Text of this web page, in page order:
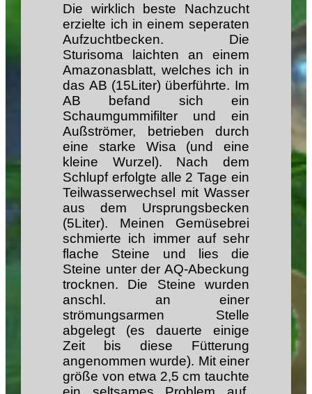
Die wirklich beste Nachzucht
erzielte ich in einem seperaten
Aufzuchtbecken. Die
Sturisoma laichten an einem
Amazonasblatt, welches ich in
das AB (15Liter) überführte. Im
AB befand sich ein
Schaumgummifilter und ein
Außströmer, betrieben durch
eine starke Wisa (und eine
kleine Wurzel). Nach dem
Schlupf erfolgte alle 2 Tage ein
Teilwasserwechsel mit Wasser
aus dem Ursprungsbecken
(5Liter). Meinen Gemüsebrei
schmierte ich immer auf sehr
flache Steine und lies die
Steine unter der AQ-Abeckung
trocknen. Die Steine wurden
anschl. an einer
strömungsarmen Stelle
abgelegt (es dauerte einige
Zeit bis diese Fütterung
angenommen wurde). Mit einer
größe von etwa 2,5 cm tauchte